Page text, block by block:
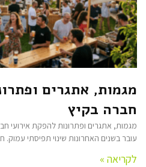
מגמות, אתגרים
חברה בקיץ
מגמות, אתגרים ופתרונות להפקת אירועי
עובר בשנים האחרונות שינוי תפיסתי עמוק.
לקריאה »